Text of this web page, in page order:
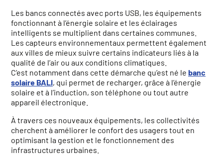
Les bancs connectés avec ports USB, les équipements
fonctionnant à l’énergie solaire et les éclairages
intelligents se multiplient dans certaines communes.
Les capteurs environnementaux permettent également
aux villes de mieux suivre certains indicateurs liés à la
qualité de l’air ou aux conditions climatiques.
C’est notamment dans cette démarche qu’est né le banc
solaire BALI, qui permet de recharger, grâce à l’énergie
solaire et à l’induction, son téléphone ou tout autre
appareil électronique.
À travers ces nouveaux équipements, les collectivités
cherchent à améliorer le confort des usagers tout en
optimisant la gestion et le fonctionnement des
infrastructures urbaines.